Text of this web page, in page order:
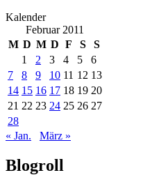
Kalender
Februar 2011
M D M D F S
S
1
2 3 4 5
6
7
8 9 10 11 12 13
14 15 16 17 18 19 20
21 22 23 24 25 26 27
28
« Jan.
März »
Blogroll